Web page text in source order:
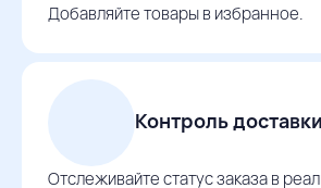
Добавляйте товары в избранное.
Контроль
Отслеживайте статус заказа в